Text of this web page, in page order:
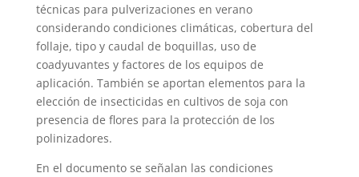
técnicas para pulverizaciones en verano
considerando condiciones climáticas, cobertura del
follaje, tipo y caudal de boquillas, uso de
coadyuvantes y factores de los equipos de
aplicación. También se aportan elementos para la
elección de insecticidas en cultivos de soja con
presencia de flores para la protección de los
polinizadores.
En el documento se señalan las condiciones